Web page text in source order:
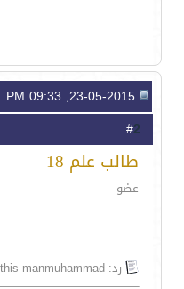
2
طالب علم 18
عضو
رد: Yuu must know this manmuhammad